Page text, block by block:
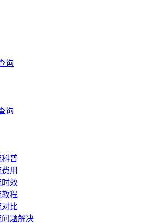
询
询
科普
用
时效
教程
对比
问题解决